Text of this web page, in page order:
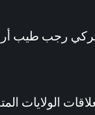
رجب طيب
الولايات